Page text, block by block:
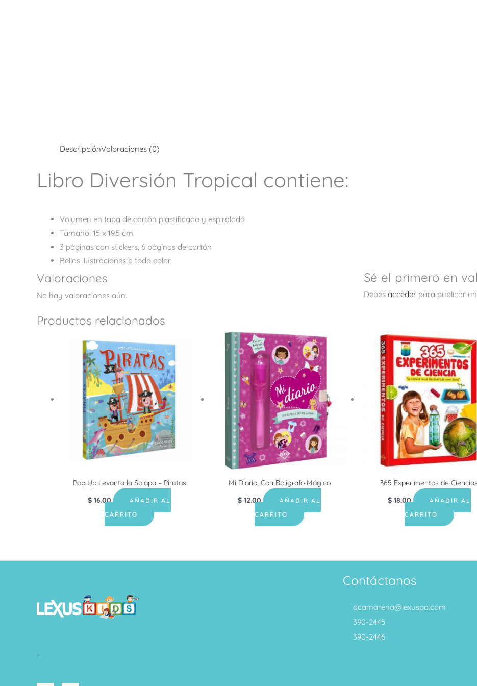
DescripciónValoraciones (0)
Libro Diversión Tropical contiene:
Volumen en tapa de cartón plastificado y espiralado
Tamaño: 15 x 19.5 cm.
3 páginas con stickers, 6 páginas de cartón
Bellas ilustraciones a todo color
Valoraciones
No hay valoraciones aún.
Sé el primero en
Debes acceder para publicar
Productos relacionados
Pop Up Levanta la Solapa – Piratas
$ 16.00
AÑADIR AL
CARRITO
Mi Diario, Con Bolígrafo Mágico
$ 12.00
AÑADIR AL
CARRITO
365 Experimentos de Ciencias
$18.00
AÑADIR AL
CARRITO
-
Contáctanos
dcamarena@lexuspa.com
390-2445
390-2446